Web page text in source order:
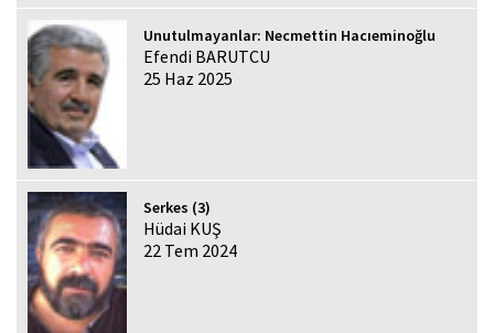
Unutulmayanlar: Necmettin Hacıeminoğlu
Efendi BARUTCU
25 Haz 2025
Serkes (3)
Hüdai KUŞ
22 Tem 2024